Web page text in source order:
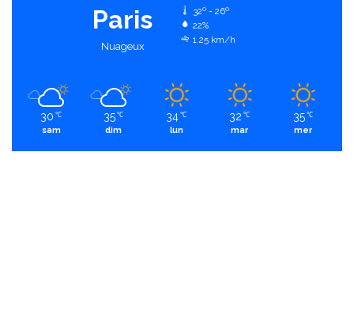
Paris
Nuageux
32º - 26º
22%
1.25 km/h
30 ℃
sam
35 ℃
dim
34 ℃
lun
32 ℃
mar
35 ℃
mer